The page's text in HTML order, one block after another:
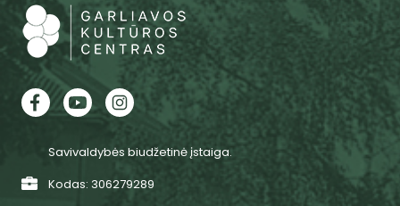
Savivaldybės biudžetinė įstaiga.
Kodas: 306279289